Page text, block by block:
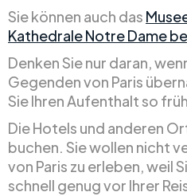
Sie können auch das
Kathedrale Notre Dame
Denken Sie nur daran,
Gegenden von Paris
Sie Ihren Aufenthalt so
Die Hotels und anderen
buchen. Sie wollen nicht
von Paris zu erleben, weil
schnell genug vor Ihrer